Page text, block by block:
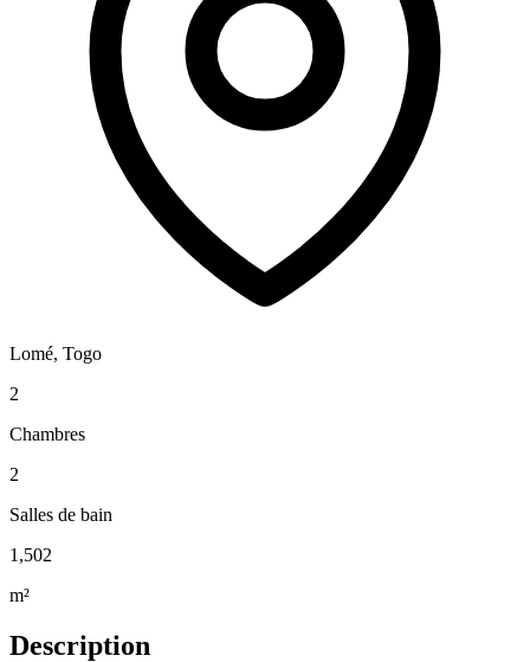
Lomé, Togo
2
Chambres
2
Salles de bain
1,502
m²
Description